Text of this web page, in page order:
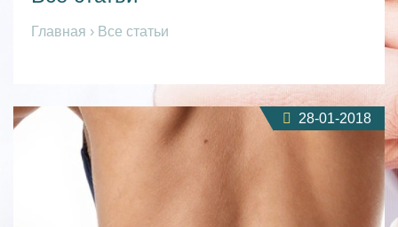
Главная › Все статьи
28-01-2018